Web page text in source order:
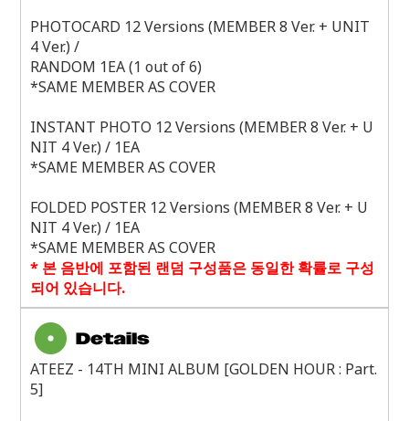
PHOTOCARD 12 Versions (MEMBER 8 Ver. + UNIT
4 Ver.) /
RANDOM 1EA (1 out of 6)
*SAME MEMBER AS COVER
INSTANT PHOTO 12 Versions (MEMBER 8 Ver. + U
NIT 4 Ver.) / 1EA
*SAME MEMBER AS COVER
FOLDED POSTER 12 Versions (MEMBER 8 Ver. + U
NIT 4 Ver.) / 1EA
*SAME MEMBER AS COVER
* 본 음반에 포함된 랜덤 구성품은 동일한 확률로 구성
되어 있습니다.
ATEEZ - 14TH MINI ALBUM [GOLDEN HOUR : Part.
5]